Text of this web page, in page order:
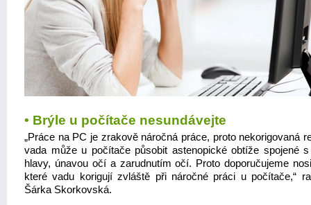
• Brýle u počítače nesundávejte
„Práce na PC je zrakově náročná práce, proto nekorigovaná
vada může u počítače působit astenopické obtíže spojené
hlavy, únavou očí a zarudnutím očí. Proto doporučujeme
které vadu korigují zvláště při náročné práci u počítače,“
Šárka Skorkovská.